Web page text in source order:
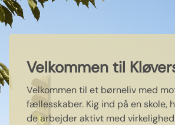
Velkommen til
Velkommen til et børneliv med
fællesskaber. Kig ind på en skole,
de arbejder aktivt med